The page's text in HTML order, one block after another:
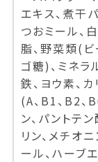
エキス、煮干
つおミール、
脂、野菜類(ビ
ゴ糖)、ミネラ
鉄、ヨウ素、
(A、B1、B2、
ン、パントテ
リン、メチオ
ール、ハーブ